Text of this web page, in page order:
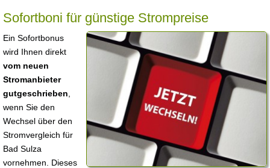
Sofortboni für günstige Strompreise
Ein Sofortbonus
wird Ihnen direkt
vom neuen
Stromanbieter
gutgeschrieben
wenn Sie den
Wechsel über den
Stromvergleich für
Bad Sulza
vornehmen. Dieses